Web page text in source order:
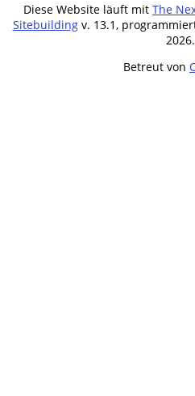
Diese Website läuft mit The
Sitebuildingv. 13.1,
2026.
Betreut von